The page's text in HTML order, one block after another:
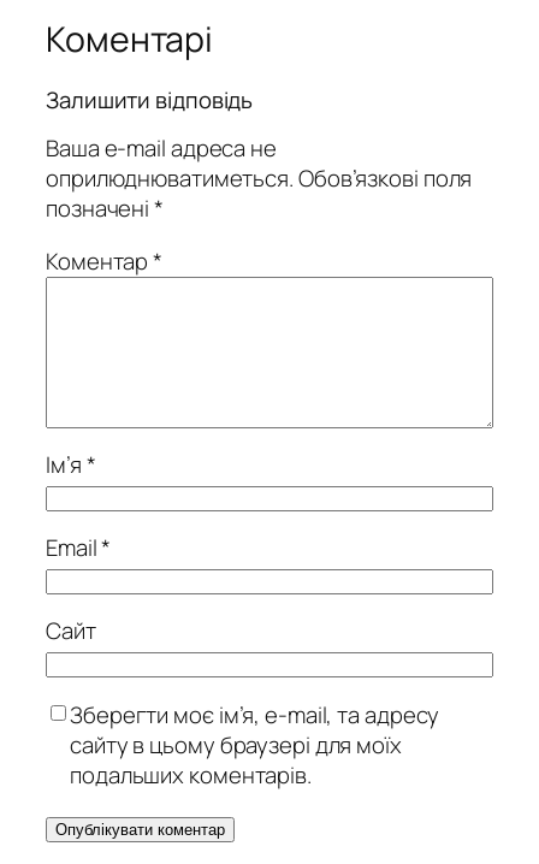
Коментарі
Залишити відповідь
Ваша e-mail адреса не
оприлюднюватиметься.Обов’язкові поля
позначені*
Коментар*
Ім’я*
Email*
Сайт
Зберегти моє ім’я, e-mail, та адресу
сайту в цьому браузері для моїх
подальших коментарів.